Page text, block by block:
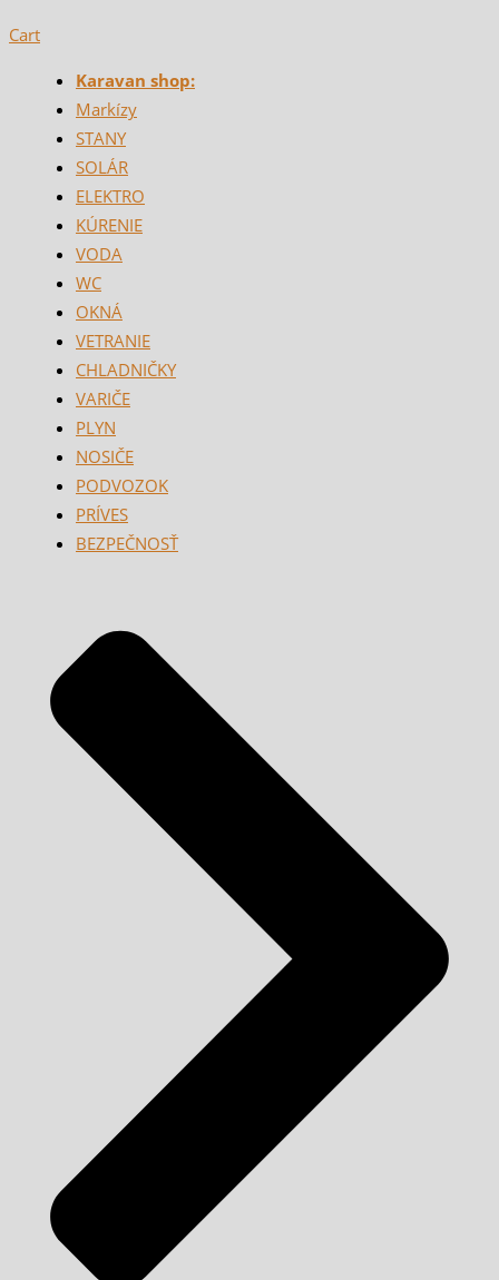
Cart
Karavan shop:
Markízy
STANY
SOLÁR
ELEKTRO
KÚRENIE
VODA
WC
OKNÁ
VETRANIE
CHLADNIČKY
VARIČE
PLYN
NOSIČE
PODVOZOK
PRÍVES
BEZPEČNOSŤ